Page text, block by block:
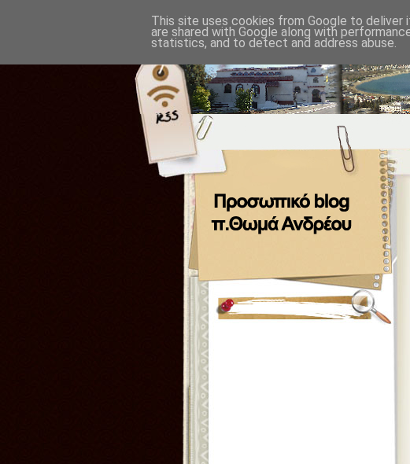
This site uses cookies from Google to deliver
are shared with Google along with
statistics, and to detect and address abuse.